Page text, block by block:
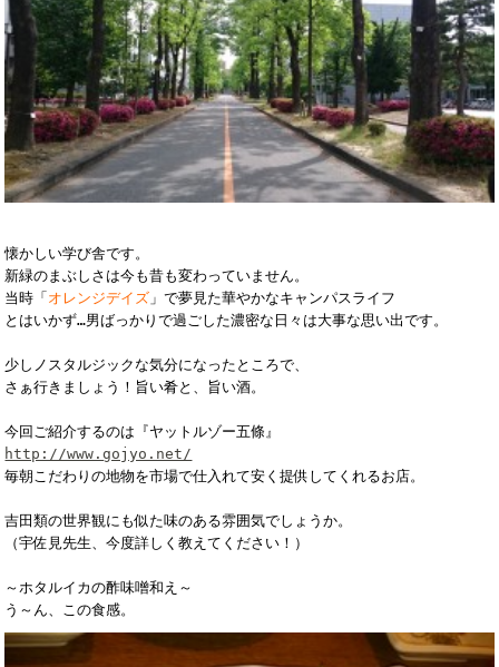
懐かしい学び舎です。
新緑のまぶしさは今も昔も変わっていません。
当時「 オレンジデイズ 」で夢見た華やかなキャンパスライフ
とはいかず…男ばっかりで過ごした濃密な日々は大事な思い出です。
少しノスタルジックな気分になったところで、
さぁ行きましょう！旨い肴と、旨い酒。
http://www.gojyo.net/
毎朝こだわりの地物を市場で仕入れて安く提供してくれるお店。
吉田類の世界観にも似た味のある雰囲気でしょうか。
（宇佐見先生、今度詳しく教えてください！）
～ホタルイカの酢味噌和え～